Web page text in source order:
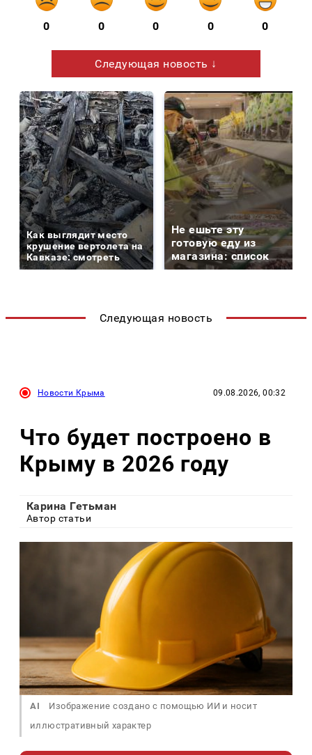
0 0 0 0 0
Следующая новость ↓
Как выглядит место
крушение вертолета на
Кавказе: смотреть
Не ешьте эту
готовую еду из
магазина: список
Следующая новость
Новости Крыма 09.08.2026, 00:32
Что будет построено в
Крыму в 2026 году
Карина Гетьман
Автор статьи
AI
Изображение создано с помощью ИИ и носит
иллюстративный характер